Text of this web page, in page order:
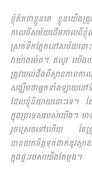
ខ្ញុំគិតថាខ្លួនគេ ខ្លួនយើង
កាលពីសម័យដើមកាលពីខ្ញុំ
ស្រក់ទឹកភ្នែកនៅសម័យនោ
វាយ៉ាងម៉េច។ ឥលូវ យើងច
ត្រូវយល់ដឹងពីស្ថានភាពក
សង្ឃឹមថាអ្នកទាំងឡាយនៅ
ដែលខ្ញុំនិយាយនោះទេ។ ត
ក្នុងប្រទេសរបស់យើង។
រួចស្រេចទៅហើយ តែគ្
បានយកចិត្តទុកដាក់នូវស្ថ
ក្នុងផ្ទះរបស់យើងតែម្ដង។